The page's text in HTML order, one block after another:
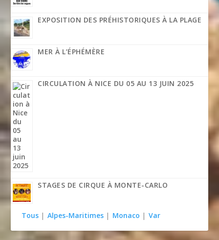
EXPOSITION DES PRÉHISTORIQUES À LA PLAGE
MER À L’ÉPHÉMÈRE
CIRCULATION À NICE DU 05 AU 13 JUIN 2025
STAGES DE CIRQUE À MONTE-CARLO
Tous | Alpes-Maritimes | Monaco | Var